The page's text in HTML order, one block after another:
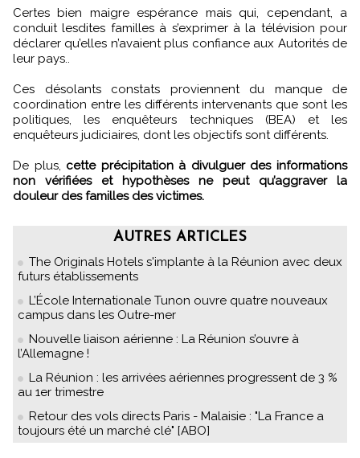
Certes bien maigre espérance mais qui, cependant, a
conduit lesdites familles à s’exprimer à la télévision pour
déclarer qu’elles n’avaient plus confiance aux Autorités de
leur pays..
Ces désolants constats proviennent du manque de
coordination entre les différents intervenants que sont les
politiques, les enquêteurs techniques (BEA) et les
enquêteurs judiciaires, dont les objectifs sont différents.
De plus, cette précipitation à divulguer des informations
non vérifiées et hypothèses ne peut qu’aggraver la
douleur des familles des victimes.
AUTRES ARTICLES
The Originals Hotels s'implante à la Réunion avec deux
futurs établissements
L’École Internationale Tunon ouvre quatre nouveaux
campus dans les Outre-mer
Nouvelle liaison aérienne : La Réunion s’ouvre à
l’Allemagne !
La Réunion : les arrivées aériennes progressent de 3 %
au 1er trimestre
Retour des vols directs Paris - Malaisie : "La France a
toujours été un marché clé" [ABO]